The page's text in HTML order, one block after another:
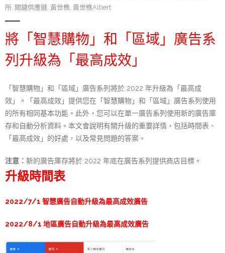
所, 關鍵供應鏈, 黃世樵, 黃世樵Albert
將「智慧購物」和「區域」廣告系
列升級為「最高成效」
「智慧購物」和「區域」廣告系列將於 2022 年升級為「最高成
效」。「最高成效」提供您在「智慧購物」和「區域」廣告系列使用
的所有相同基本功能。此外，您可以在單一廣告系列使用新的廣告庫
存和自動分析資料。本文會說明有關升級的重要詳情，包括時間表、
「最高成效」的好處，以及常見問題的答案。
注意： 新的廣告庫存將於 2022 年底在廣告系列提供商店目標。
升級時間表
2022/7/1 智慧廣告自動升級為最高成效廣告
2022/8/1 地區廣告自動升級為最高成效廣告